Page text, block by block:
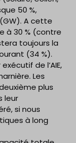
50 %,
A cette
à 30 % (contre
toujours la
(34 %).
de l’AIE,
Les
plus
leur
si nous
à long